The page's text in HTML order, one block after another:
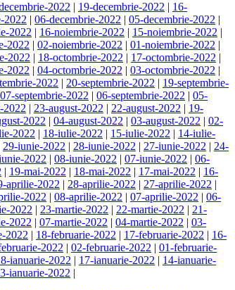
2022 | 19-decembrie-2022 | 16-
2022 | 06-decembrie-2022 | 05-decembrie-2022 |
2022 | 16-noiembrie-2022 | 15-noiembrie-2022 |
2022 | 02-noiembrie-2022 | 01-noiembrie-2022 |
2022 | 18-octombrie-2022 | 17-octombrie-2022 |
2022 | 04-octombrie-2022 | 03-octombrie-2022 |
2022 | 20-septembrie-2022 | 19-septembrie-
07-septembrie-2022 | 06-septembrie-2022 | 05-
2022 | 23-august-2022 | 22-august-2022 | 19-
2022 | 04-august-2022 | 03-august-2022 | 02-
2022 | 18-iulie-2022 | 15-iulie-2022 | 14-iulie-
29-iunie-2022 | 28-iunie-2022 | 27-iunie-2022 | 24-
2022 | 08-iunie-2022 | 07-iunie-2022 | 06-
| 19-mai-2022 | 18-mai-2022 | 17-mai-2022 | 16-
aprilie-2022 | 28-aprilie-2022 | 27-aprilie-2022 |
2022 | 08-aprilie-2022 | 07-aprilie-2022 | 06-
2022 | 23-martie-2022 | 22-martie-2022 | 21-
2022 | 07-martie-2022 | 04-martie-2022 | 03-
2022 | 18-februarie-2022 | 17-februarie-2022 | 16-
2022 | 02-februarie-2022 | 01-februarie-
ianuarie-2022 | 17-ianuarie-2022 | 14-ianuarie-
ianuarie-2022 |